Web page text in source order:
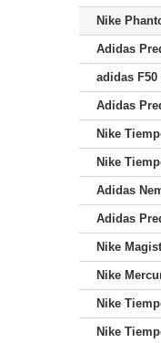
Nike
Adidas
adidas F50
Adidas
Nike
Nike
Adidas
Adidas
Nike
Nike
Nike
Nike